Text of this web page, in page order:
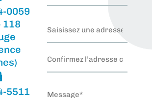
0059
118
5511
courriel